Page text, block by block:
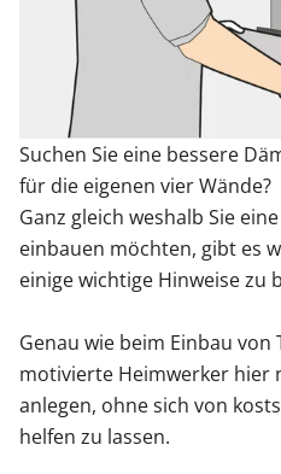
Sonnenschutz
Zäune & Tore
Garagentore
Carports
Anmelden /
Suchen Sie eine bessere
für die eigenen vier Wände?
Ganz gleich weshalb Sie
einbauen möchten, gibt es
einige wichtige Hinweise zu
Genau wie beim Einbau
motivierte Heimwerker hier
anlegen, ohne sich von
helfen zu lassen.